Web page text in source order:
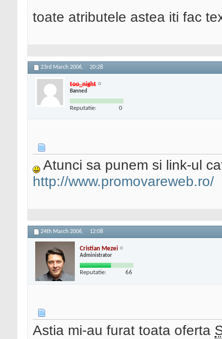
toate atributele astea iti fac
23rd March 2006, 20:28
too_night
Banned
Reputatie: 0
Atunci sa punem si link-ul
http://www.promovareweb.ro/
24th March 2006, 12:08
Cristian Mezei
Administrator
Reputatie: 66
Astia mi-au furat toata oferta